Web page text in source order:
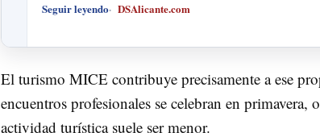
Seguir leyendo DSAlicante.com
El turismo MICE contribuye precisamente a ese
encuentros profesionales se celebran en
actividad turística suele ser menor.